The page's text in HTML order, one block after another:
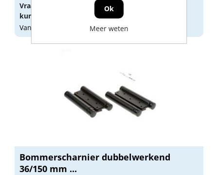
Vraag een
aan oflog in
kunnen zien.
Vandaag besteld, morgen geleverd
Bommerscharnier dubbelwerkend
36/150 mm ...
Ok
Meer weten